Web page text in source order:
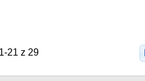
1-21 z 29